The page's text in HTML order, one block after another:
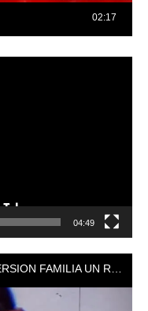
04:49